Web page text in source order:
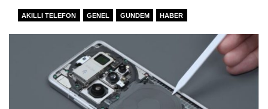
AKILLI TELEFON GENEL GUNDEM HABER